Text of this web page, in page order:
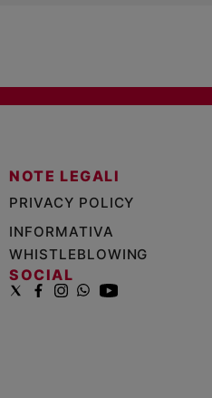
NOTE LEGALI
PRIVACY POLICY
INFORMATIVA
WHISTLEBLOWING
SOCIAL